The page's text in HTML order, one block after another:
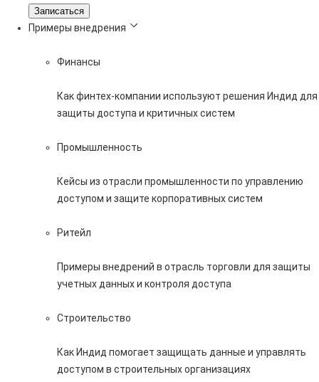
Записаться
Примеры внедрения
Финансы
Как финтех-компании используют решения Индид для
защиты доступа и критичных систем
Промышленность
Кейсы из отрасли промышленности по управлению
доступом и защите корпоративных систем
Ритейл
Примеры внедрений в отрасль торговли для защиты
учетных данных и контроля доступа
Строительство
Как Индид помогает защищать данные и управлять
доступом в строительных организациях